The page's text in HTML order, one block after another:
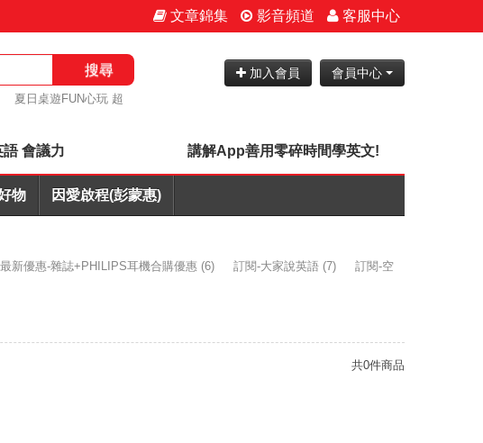
文章錦集 影音頻道 客服中心
搜尋
夏日桌遊FUN心玩 超
加入會員 會員中心
會議力 講解App善用零碎時間學英文!
物 因愛啟程(彭蒙惠)
最新優惠-雜誌+PHILIPS耳機合購優惠 (6) 訂閱-大家說英語 (7)
訂閱-空
共0件商品